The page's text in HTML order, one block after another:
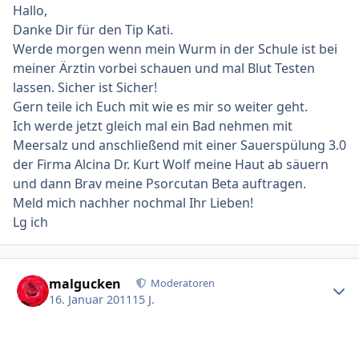
Hallo,
Danke Dir für den Tip Kati.
Werde morgen wenn mein Wurm in der Schule ist bei
meiner Ärztin vorbei schauen und mal Blut Testen
lassen. Sicher ist Sicher!
Gern teile ich Euch mit wie es mir so weiter geht.
Ich werde jetzt gleich mal ein Bad nehmen mit
Meersalz und anschließend mit einer Sauerspülung 3.0
der Firma Alcina Dr. Kurt Wolf meine Haut ab säuern
und dann Brav meine Psorcutan Beta auftragen.
Meld mich nachher nochmal Ihr Lieben!
Lg ich
malgucken Moderatoren
16. Januar 2011 15 J.